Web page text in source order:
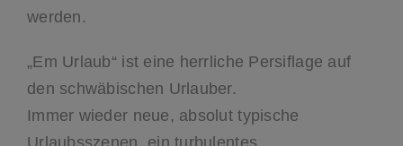
werden.
„Em Urlaub“ ist eine herrliche Persiflage auf
den schwäbischen Urlauber.
Immer wieder neue, absolut typische
Urlaubsszenen, ein turbulentes